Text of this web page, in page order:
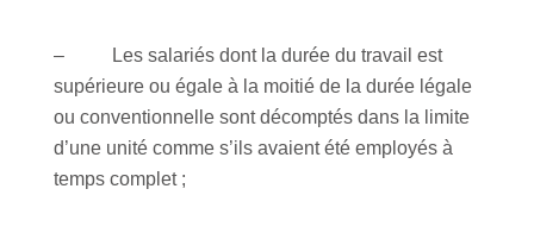
– Les salariés dont la durée du travail est
supérieure ou égale à la moitié de la durée légale
ou conventionnelle sont décomptés dans la limite
d’une unité comme s’ils avaient été employés à
temps complet ;